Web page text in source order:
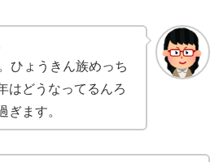
ひょうきん族めっち
はどうなってるんろ
ぎます。